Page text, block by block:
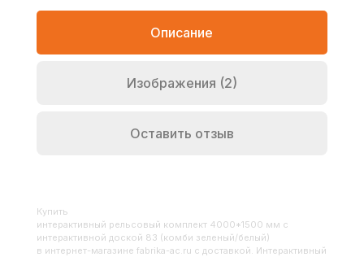
Описание
Изображения (2)
Оставить отзыв
Купить
Интерактивный рельсовый комплект 4000*1500 мм с
интерактивной доской 83 (комби зеленый/белый)
в интернет-магазине fabrika-ac.ru с доставкой. Интерактивный